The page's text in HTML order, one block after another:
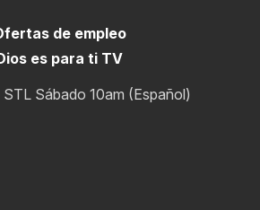
de empleo
es para ti TV
Sábado 10am (Español)